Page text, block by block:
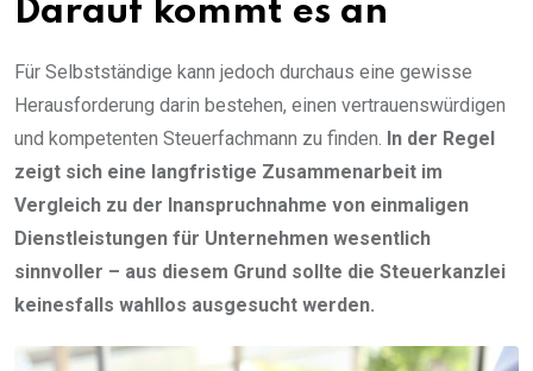
Darauf kommt es an
Für Selbstständige kann jedoch durchaus eine gewisse
Herausforderung darin bestehen, einen vertrauenswürdigen
und kompetenten Steuerfachmann zu finden. In der Regel
zeigt sich eine langfristige Zusammenarbeit im
Vergleich zu der Inanspruchnahme von einmaligen
Dienstleistungen für Unternehmen wesentlich
sinnvoller – aus diesem Grund sollte die Steuerkanzlei
keinesfalls wahllos ausgesucht werden.